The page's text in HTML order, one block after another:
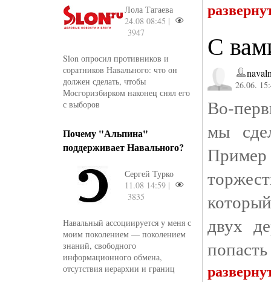
Лола Тагаева
24.08 08:45 |
3947
Slon опросил противников и
соратников Навального: что он
должен сделать, чтобы
Мосгоризбирком наконец снял его
с выборов
Почему "Альпина"
поддерживает Навального?
Сергей Турко
11.08 14:59 |
3835
Навальный ассоциируется у меня с
моим поколением — поколением
знаний, свободного
информационного обмена,
отсутствия иерархии и границ
С
26.06.
Во-
мы
двух